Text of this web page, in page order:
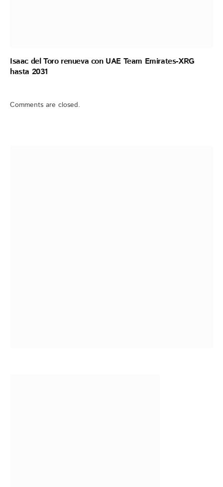
Isaac del Toro renueva con UAE Team Emirates-XRG
hasta 2031
Comments are closed.